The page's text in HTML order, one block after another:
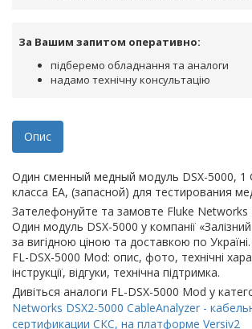
За Вашим запитом оперативно:
підберемо обладнання та аналоги
надамо технічну консультацію
Опис
Один сменный медный модуль DSX-5000, 1
класса EA, (запасной) для тестирования
Зателефонуйте та замовте Fluke Networks
Один модуль DSX-5000 у компанії
за вигідною ціною та доставкою по
FL-DSX-5000 Mod: опис, фото, технічні
інструкції, відгуки, технічна підтримка.
Дивіться аналоги FL-DSX-5000 Mod у
Networks DSX2-5000 CableAnalyzer -
сертификации СКС, на платформе Versiv2